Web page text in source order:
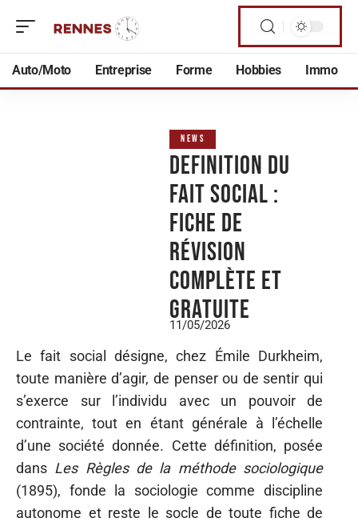
Auto/Moto Entreprise Forme Hobbies Immo
NEWS
Definition du
fait social :
fiche de
révision
complète et
gratuite
11/05/2026
Le fait social désigne, chez Émile Durkheim,
toute manière d’agir, de penser ou de sentir qui
s’exerce sur l’individu avec un pouvoir de
contrainte, tout en étant générale à l’échelle
d’une société donnée. Cette définition, posée
dans Les Règles de la méthode sociologique
(1895), fonde la sociologie comme discipline
autonome et reste le socle de toute fiche de